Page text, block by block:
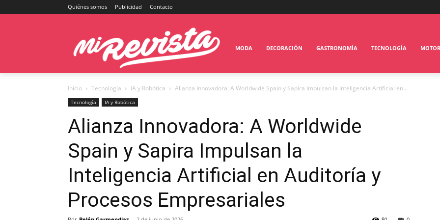
Quiénes somos Publicidad Contacto
MODA DECORACIÓN GASTRONOMÍA TECNOLOGÍA MOTOR
Inicio Tecnología IA y Robótica Alianza Innovadora: A Worldwide Spain y Sapira Impulsan la Inteligencia Artificial en...
Tecnología IA y Robótica
Alianza Innovadora: A Worldwide
Spain y Sapira Impulsan la
Inteligencia Artificial en Auditoría y
Procesos Empresariales